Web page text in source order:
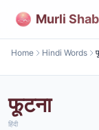
Murli
Home Hindi Words
फूटना
हिंदी